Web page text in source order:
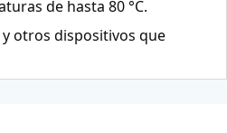
de hasta 80 °C.
otros dispositivos que